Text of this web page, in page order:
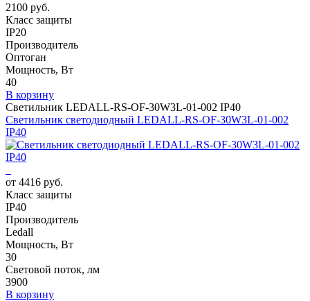
2100 руб.
Класс защиты
IP20
Производитель
Оптоган
Мощность, Вт
40
В корзину
Светильник LEDALL-RS-OF-30W3L-01-002 IP40
Светильник светодиодный LEDALL-RS-OF-30W3L-01-002
IP40
от 4416 руб.
Класс защиты
IP40
Производитель
Ledall
Мощность, Вт
30
Световой поток, лм
3900
В корзину